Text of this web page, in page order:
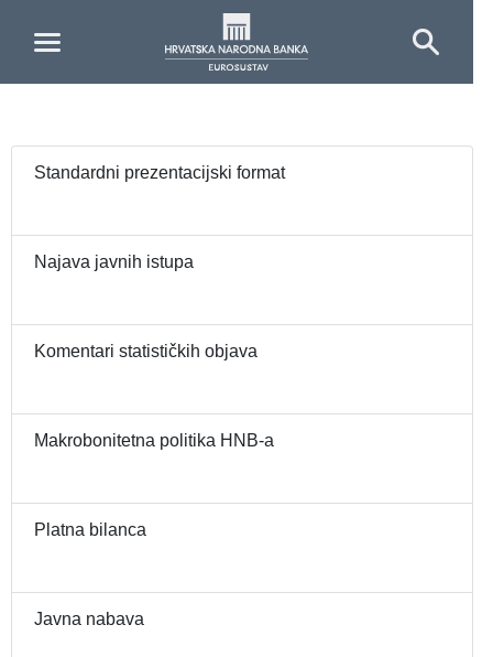
Standardni prezentacijski format
Najava javnih istupa
Komentari statističkih objava
Makrobonitetna politika HNB-a
Platna bilanca
Javna nabava